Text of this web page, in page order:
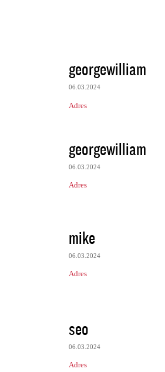
georgewilliam
06.03.2024
Adres
georgewilliam
06.03.2024
Adres
mike
06.03.2024
Adres
seo
06.03.2024
Adres